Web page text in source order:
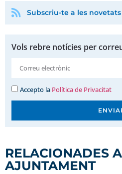
Subscriu-te a les novetats
Vols rebre notícies per
Accepto la Política de Privacitat
RELACIONADES
AJUNTAMENT